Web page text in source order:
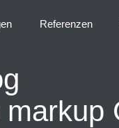
Referenzen